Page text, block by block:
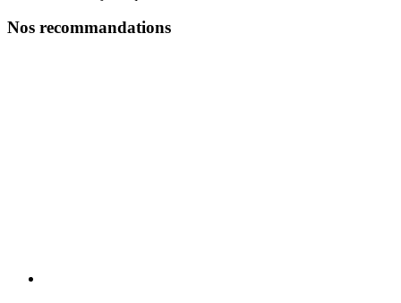
Nos recommandations